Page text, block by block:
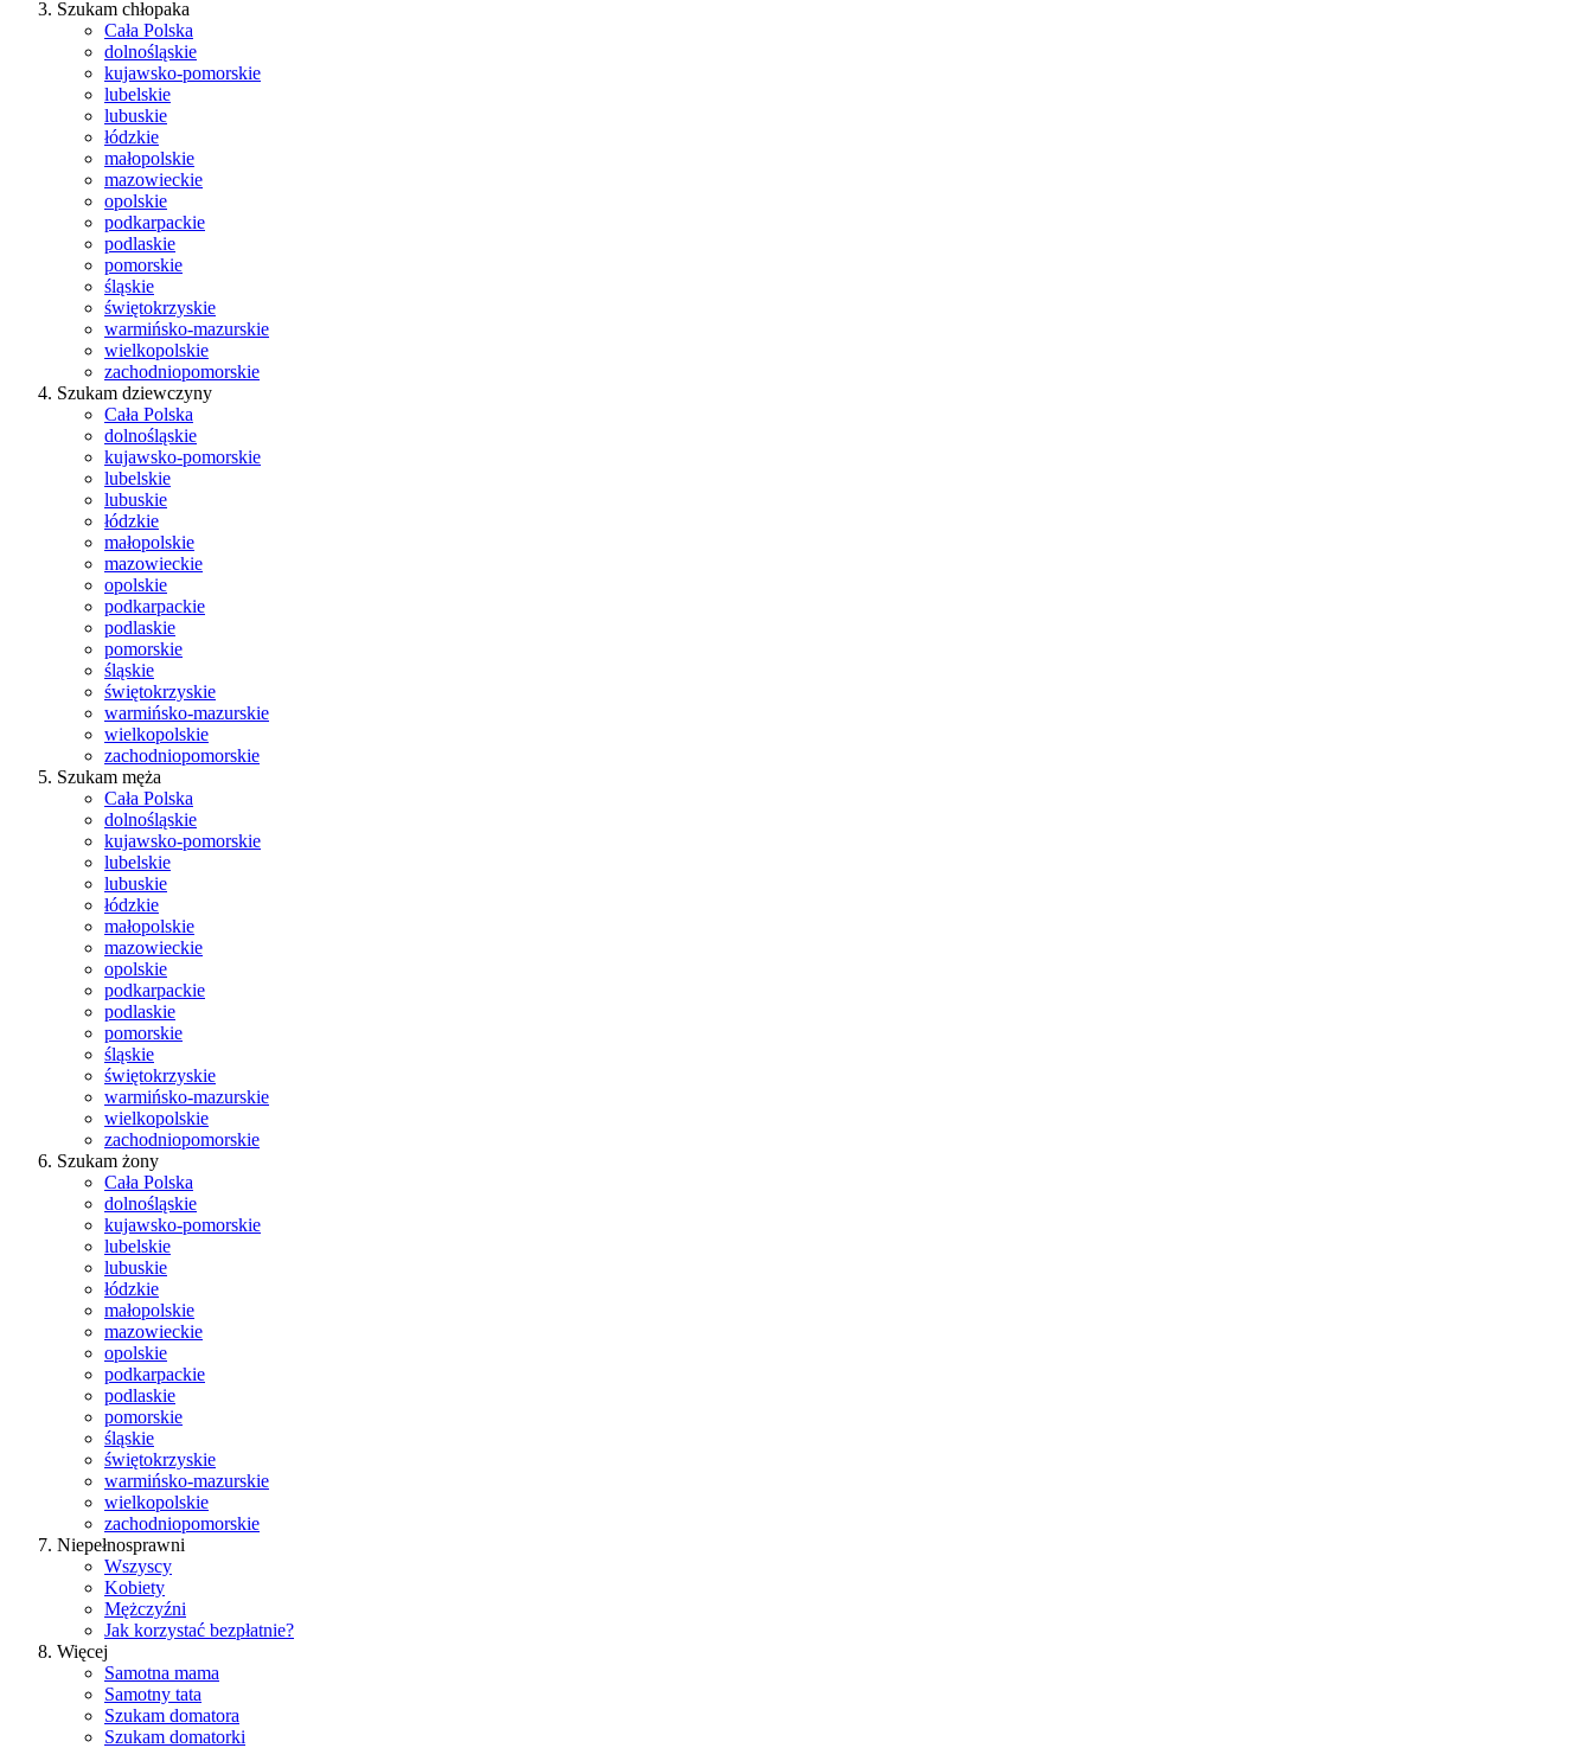
Szukam chłopaka
Cała Polska
dolnośląskie
kujawsko-pomorskie
lubelskie
lubuskie
łódzkie
małopolskie
mazowieckie
opolskie
podkarpackie
podlaskie
pomorskie
śląskie
świętokrzyskie
warmińsko-mazurskie
wielkopolskie
zachodniopomorskie
Szukam dziewczyny
Cała Polska
dolnośląskie
kujawsko-pomorskie
lubelskie
lubuskie
łódzkie
małopolskie
mazowieckie
opolskie
podkarpackie
podlaskie
pomorskie
śląskie
świętokrzyskie
warmińsko-mazurskie
wielkopolskie
zachodniopomorskie
Szukam męża
Cała Polska
dolnośląskie
kujawsko-pomorskie
lubelskie
lubuskie
łódzkie
małopolskie
mazowieckie
opolskie
podkarpackie
podlaskie
pomorskie
śląskie
świętokrzyskie
warmińsko-mazurskie
wielkopolskie
zachodniopomorskie
Szukam żony
Cała Polska
dolnośląskie
kujawsko-pomorskie
lubelskie
lubuskie
łódzkie
małopolskie
mazowieckie
opolskie
podkarpackie
podlaskie
pomorskie
śląskie
świętokrzyskie
warmińsko-mazurskie
wielkopolskie
zachodniopomorskie
Niepełnosprawni
Wszyscy
Kobiety
Mężczyźni
Jak korzystać bezpłatnie?
Więcej
Samotna mama
Samotny tata
Szukam domatora
Szukam domatorki